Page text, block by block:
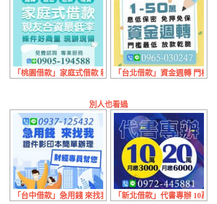
「桃園借款」家庭式借款 親友合資最低利率 | 條件好商量
「台北借款」資金週轉 門檻
別人也看過
「台中借款」急用錢 來找我 | 證件影印本 簡單辦理
「新北借款」代書專辦 10萬